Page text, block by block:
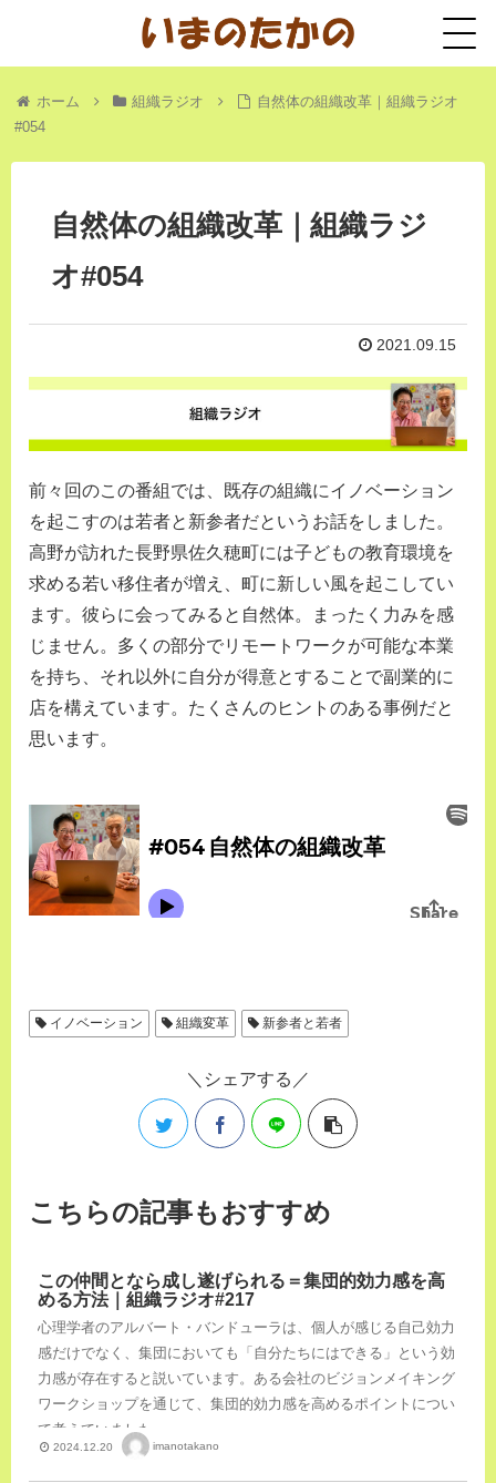
ホーム 組織ラジオ
自然体の組織改革｜組織ラジオ
#054
自然体の組織改革｜組織ラジ
オ#054
2021.09.15
前々回のこの番組では、既存の組織にイノベーション
を起こすのは若者と新参者だというお話をしました。
高野が訪れた長野県佐久穂町には子どもの教育環境を
求める若い移住者が増え、町に新しい風を起こしてい
ます。彼らに会ってみると自然体。まったく力みを感
じません。多くの部分でリモートワークが可能な本業
を持ち、それ以外に自分が得意とすることで副業的に
店を構えています。たくさんのヒントのある事例だと
思います。
イノベーション 組織変革 新参者と若者
シェアする
こちらの記事もおすすめ
この仲間となら成し遂げられる＝集団的効力感を高
める方法｜組織ラジオ#217
心理学者のアルバート・バンドューラは、個人が感じる自己効力
感だけでなく、集団においても「自分たちにはできる」という効
力感が存在すると説いています。ある会社のビジョンメイキング
ワークショップを通じて、集団的効力感を高めるポイントについ
て考えていました。
2024.12.20 imanotakano